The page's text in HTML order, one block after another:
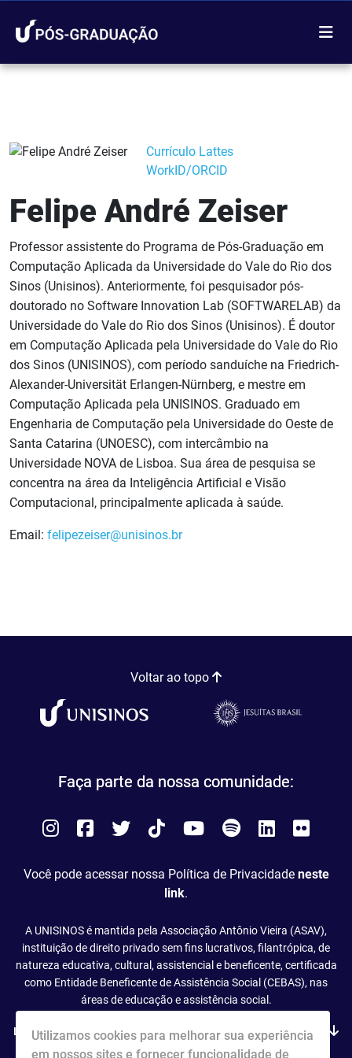
Currículo Lattes
WorkID/ORCID
Felipe André Zeiser
Professor assistente do Programa de Pós-Graduação em
Computação Aplicada da Universidade do Vale do Rio dos
Sinos (Unisinos). Anteriormente, foi pesquisador pós-
doutorado no Software Innovation Lab (SOFTWARELAB) da
Universidade do Vale do Rio dos Sinos (Unisinos). É doutor
em Computação Aplicada pela Universidade do Vale do Rio
dos Sinos (UNISINOS), com período sanduíche na Friedrich-
Alexander-Universität Erlangen-Nürnberg, e mestre em
Computação Aplicada pela UNISINOS. Graduado em
Engenharia de Computação pela Universidade do Oeste de
Santa Catarina (UNOESC), com intercâmbio na
Universidade NOVA de Lisboa. Sua área de pesquisa se
concentra na área da Inteligência Artificial e Visão
Computacional, principalmente aplicada à saúde.
Email: felipezeiser@unisinos.br
Voltar ao topo
Faça parte da nossa comunidade:
Instagram
Facebook
Twitter
TiktokYou SpotifyLinkedIn
Você pode acessar nossa Política de Privacidade neste
link.
A UNISINOS é mantida pela Associação Antônio Vieira (ASAV),
instituição de direito privado sem fins lucrativos, filantrópica, de
natureza educativa, cultural, assistencial e beneficente, certificada
como Entidade Beneficente de Assistência Social (CEBAS), nas
áreas de educação e assistência social.
Leia mais
Utilizamos cookies para melhorar sua experiência
em nossos sites e fornecer funcionalidade de